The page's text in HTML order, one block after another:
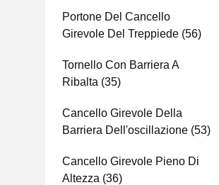
Portone Del Cancello
Girevole Del Treppiede (56)
Tornello Con Barriera A
Ribalta (35)
Cancello Girevole Della
Barriera Dell'oscillazione (53)
Cancello Girevole Pieno Di
Altezza (36)